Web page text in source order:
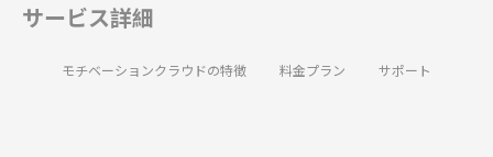
サービス詳細
モチベーションクラウドの特徴 料金プラン サポート